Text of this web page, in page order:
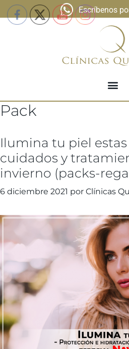
Escríbenos
Pack
Ilumina tu piel estas
cuidados y
invierno (packs-
6 diciembre 2021 por Clínicas